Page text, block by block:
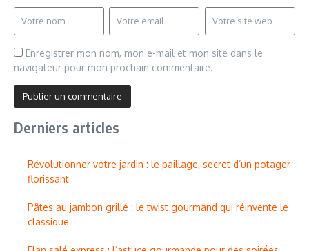
Enregistrer mon nom, mon e-mail et mon site dans le
navigateur pour mon prochain commentaire.
Derniers articles
Révolutionner votre jardin : le paillage, secret d’un potager
florissant
Pâtes au jambon grillé : le twist gourmand qui réinvente le
classique